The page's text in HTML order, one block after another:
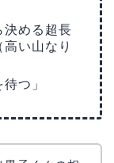
決める超長
い山なり
つ」